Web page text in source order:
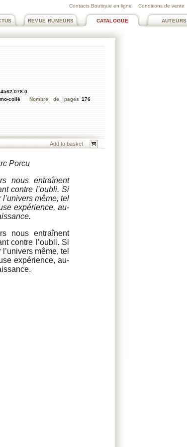
Contacts Boutique en ligne Conditions de vente
AUTEURS
CATALOGUE
REVUE RUMEURS
078-0
collé Nombre de pages 176
Porcu
nous entraînent
contre l’oubli. Si
même, tel
expérience, au-
nous entraînent
contre l’oubli. Si
même, tel
expérience, au-